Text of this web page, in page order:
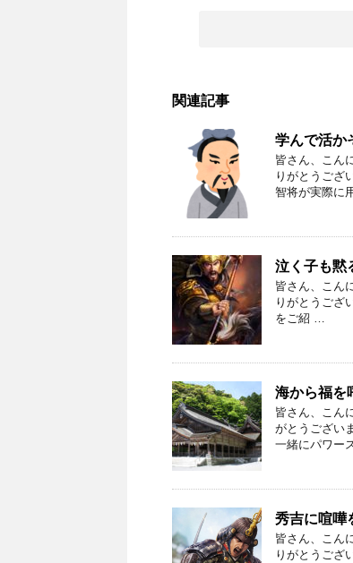
関連記事
学んで活か
皆さん、こん
りがとうござ
智将が実際に
泣く子も黙
皆さん、こん
りがとうござ
をご紹 …
海から福を
皆さん、こん
がとうござい
一緒にパワー
秀吉に喧嘩
皆さん、こん
りがとうござ